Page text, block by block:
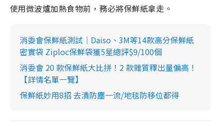
使用微波爐加熱食物前，務必將保鮮紙拿走。
消委會保鮮紙測試｜Daiso、3M等14款高分保鮮紙
密實袋 Ziploc保鮮袋獲5星總評$9/100個
消委會 20 款保鮮紙大比拼！2 款雜質釋出量偏高！
【詳情名單一覽】
保鮮紙妙用8招 去漬防塵一流/地毯防移位都得